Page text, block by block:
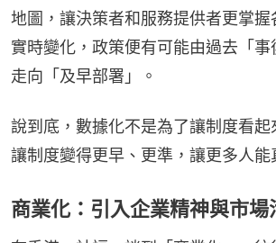
地圖，讓決策者和服務提供者更掌握
實時變化，政策便有可能由過去「事
走向「及早部署」。
說到底，數據化不是為了讓制度看起
讓制度變得更早、更準，讓更多人能
商業化：引入企業精神與市場